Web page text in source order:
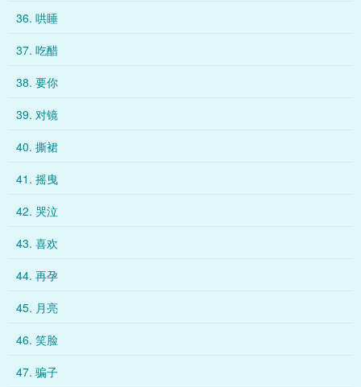
36. 哄睡
37. 吃醋
38. 要你
39. 对镜
40. 撕裙
41. 摇曳
42. 哭泣
43. 喜欢
44. 再孕
45. 月亮
46. 笑脸
47. 骗子